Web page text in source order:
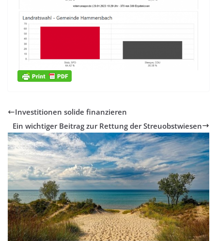
Investitionen solide finanzieren
Ein wichtiger Beitrag zur Rettung der Streuobstwiesen